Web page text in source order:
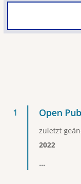
Open
zuletzt
2022
...